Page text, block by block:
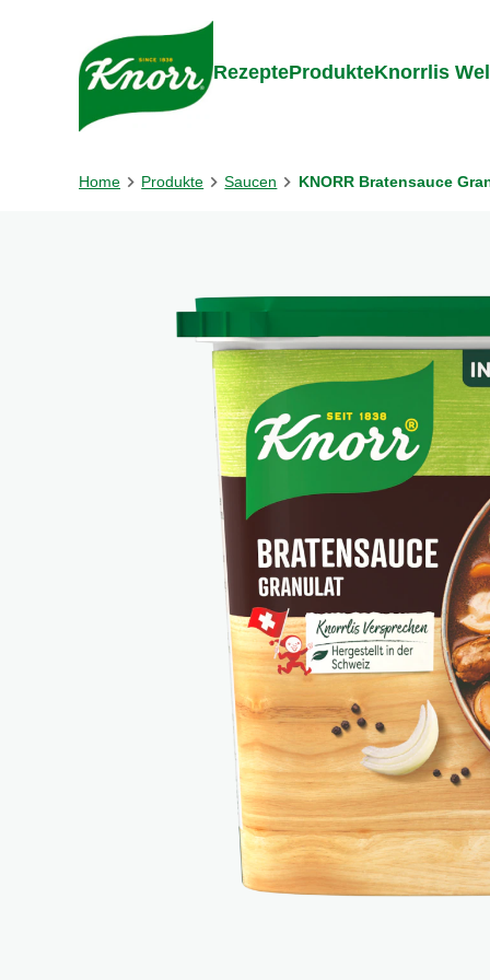
Gehe zu:
RezepteProdukteKnorrlis
Home Produkte Saucen KNORR Bratensauce